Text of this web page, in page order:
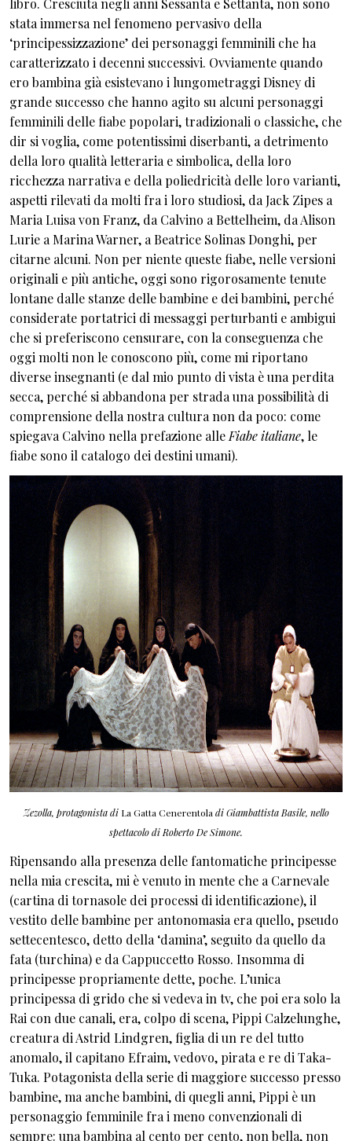
libro. Cresciuta negli anni Sessanta e Settanta, non sono
stata immersa nel fenomeno pervasivo della
‘principessizzazione’ dei personaggi femminili che ha
caratterizzato i decenni successivi. Ovviamente quando
ero bambina già esistevano i lungometraggi Disney di
grande successo che hanno agito su alcuni personaggi
femminili delle fiabe popolari, tradizionali o classiche, che
dir si voglia, come potentissimi diserbanti, a detrimento
della loro qualità letteraria e simbolica, della loro
ricchezza narrativa e della poliedricità delle loro varianti,
aspetti rilevati da molti fra i loro studiosi, da Jack Zipes a
Maria Luisa von Franz, da Calvino a Bettelheim, da Alison
Lurie a Marina Warner, a Beatrice Solinas Donghi, per
citarne alcuni. Non per niente queste fiabe, nelle versioni
originali e più antiche, oggi sono rigorosamente tenute
lontane dalle stanze delle bambine e dei bambini, perché
considerate portatrici di messaggi perturbanti e ambigui
che si preferiscono censurare, con la conseguenza che
oggi molti non le conoscono più, come mi riportano
diverse insegnanti (e dal mio punto di vista è una perdita
secca, perché si abbandona per strada una possibilità di
comprensione della nostra cultura non da poco: come
spiegava Calvino nella prefazione alle Fiabe italiane, le
fiabe sono il catalogo dei destini umani).
Zezolla, protagonista di La Gatta Cenerentola di Giambattista Basile, nello
spettacolo di Roberto De Simone.
Ripensando alla presenza delle fantomatiche principesse
nella mia crescita, mi è venuto in mente che a Carnevale
(cartina di tornasole dei processi di identificazione), il
vestito delle bambine per antonomasia era quello, pseudo
settecentesco, detto della ‘damina’, seguito da quello da
fata (turchina) e da Cappuccetto Rosso. Insomma di
principesse propriamente dette, poche. L’unica
principessa di grido che si vedeva in tv, che poi era solo la
Rai con due canali, era, colpo di scena, Pippi Calzelunghe,
creatura di Astrid Lindgren, figlia di un re del tutto
anomalo, il capitano Efraim, vedovo, pirata e re di Taka-
Tuka. Potagonista della serie di maggiore successo presso
bambine, ma anche bambini, di quegli anni, Pippi è un
personaggio femminile fra i meno convenzionali di
sempre: una bambina al cento per cento, non bella, non